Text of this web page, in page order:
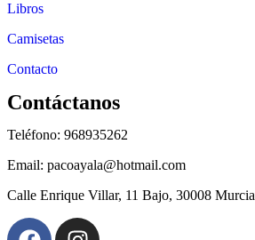
Libros
Camisetas
Contacto
Contáctanos
Teléfono: 968935262
Email: pacoayala@hotmail.com
Calle Enrique Villar, 11 Bajo, 30008 Murcia